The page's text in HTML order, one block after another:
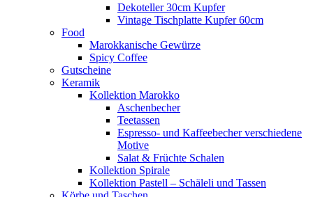
Dekoteller 30cm Kupfer
Vintage Tischplatte Kupfer 60cm
Food
Marokkanische Gewürze
Spicy Coffee
Gutscheine
Keramik
Kollektion Marokko
Aschenbecher
Teetassen
Espresso- und Kaffeebecher verschiedene
Motive
Salat & Früchte Schalen
Kollektion Spirale
Kollektion Pastell – Schäleli und Tassen